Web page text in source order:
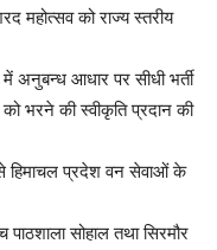
महोत्सव को राज्य स्तरीय
अनुबन्ध आधार पर सीधी भर्ती
भरने की स्वीकृति प्रदान की
से हिमाचल प्रदेश वन सेवाओं के
सोहाल तथा सिरमौर